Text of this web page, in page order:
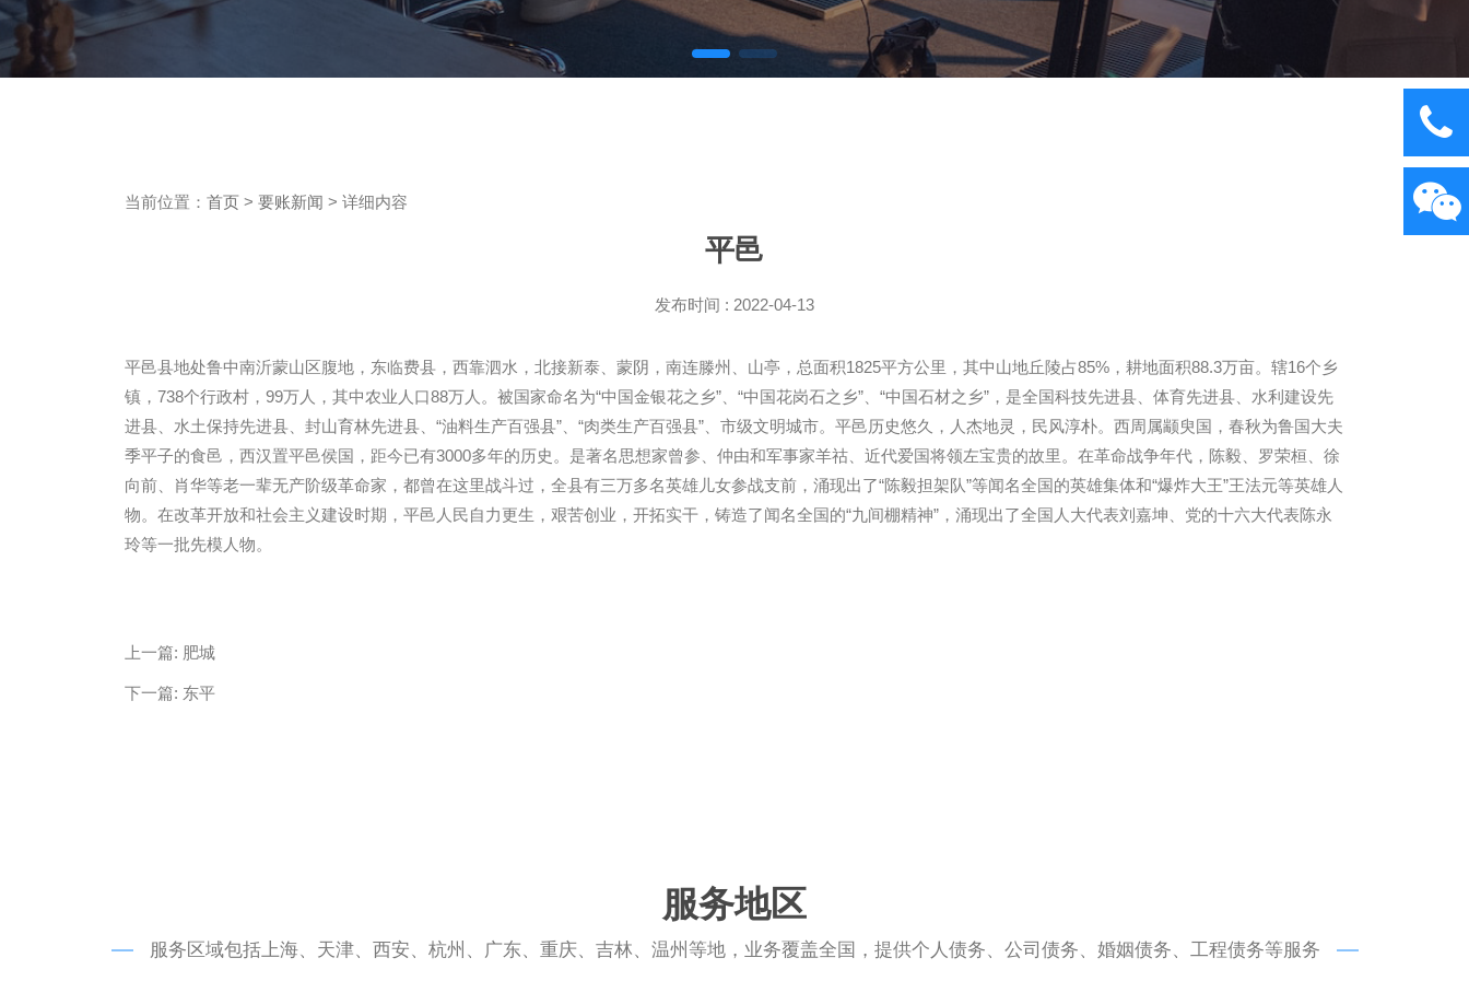
当前位置： 首页 > 要账新闻 > 详细内容
平邑
发布时间 : 2022-04-13
平邑县地处鲁中南沂蒙山区腹地，东临费县，西靠泗水，北接新泰、蒙阴，南连滕州、山亭，总面积1825平方公里，其中山地丘陵占85%，耕地面积88.3万亩。辖16个乡
镇，738个行政村，99万人，其中农业人口88万人。被国家命名为“中国金银花之乡”、“中国花岗石之乡”、“中国石材之乡”，是全国科技先进县、体育先进县、水利建设先
进县、水土保持先进县、封山育林先进县、“油料生产百强县”、“肉类生产百强县”、市级文明城市。平邑历史悠久，人杰地灵，民风淳朴。西周属颛臾国，春秋为鲁国大夫
季平子的食邑，西汉置平邑侯国，距今已有3000多年的历史。是著名思想家曾参、仲由和军事家羊祜、近代爱国将领左宝贵的故里。在革命战争年代，陈毅、罗荣桓、徐
向前、肖华等老一辈无产阶级革命家，都曾在这里战斗过，全县有三万多名英雄儿女参战支前，涌现出了“陈毅担架队”等闻名全国的英雄集体和“爆炸大王”王法元等英雄人
物。在改革开放和社会主义建设时期，平邑人民自力更生，艰苦创业，开拓实干，铸造了闻名全国的“九间棚精神”，涌现出了全国人大代表刘嘉坤、党的十六大代表陈永
玲等一批先模人物。
上一篇: 肥城
下一篇: 东平
服务地区
服务区域包括上海、天津、西安、杭州、广东、重庆、吉林、温州等地，业务覆盖全国，提供个人债务、公司债务、婚姻债务、工程债务等服务